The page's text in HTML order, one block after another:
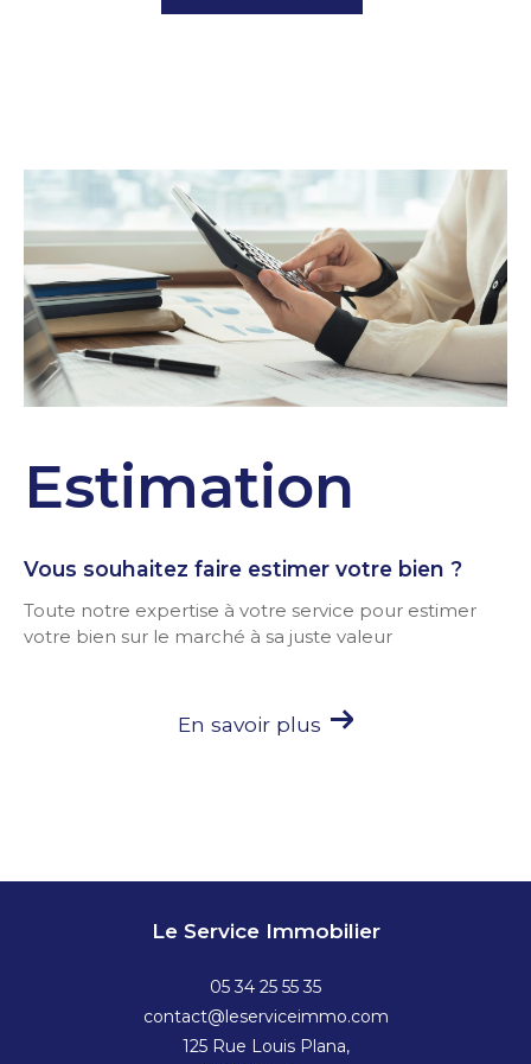
Estimation
Vous souhaitez faire estimer votre bien ?
Toute notre expertise à votre service pour estimer
votre bien sur le marché à sa juste valeur
En savoir plus
Le Service Immobilier
05 34 25 55 35
contact@leserviceimmo.com
125 Rue Louis Plana,